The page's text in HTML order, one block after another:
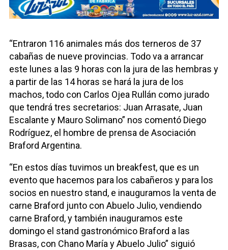
“Entraron 116 animales más dos terneros de 37
cabañas de nueve provincias. Todo va a arrancar
este lunes a las 9 horas con la jura de las hembras y
a partir de las 14 horas se hará la jura de los
machos, todo con Carlos Ojea Rullán como jurado
que tendrá tres secretarios: Juan Arrasate, Juan
Escalante y Mauro Solimano” nos comentó Diego
Rodríguez, el hombre de prensa de Asociación
Braford Argentina.
“En estos días tuvimos un breakfest, que es un
evento que hacemos para los cabañeros y para los
socios en nuestro stand, e inauguramos la venta de
carne Braford junto con Abuelo Julio, vendiendo
carne Braford, y también inauguramos este
domingo el stand gastronómico Braford a las
Brasas, con Chano María y Abuelo Julio” siguió